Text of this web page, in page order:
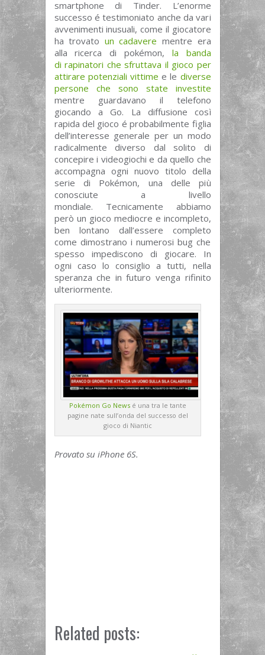
smartphone di Tinder. L’enorme
successo é testimoniato anche da vari
avvenimenti inusuali, come il giocatore
ha trovato un cadavere mentre era
alla ricerca di pokémon, la banda
di rapinatori che sfruttava il gioco per
attirare potenziali vittime e le diverse
persone che sono state investite
mentre guardavano il telefono
giocando a Go. La diffusione così
rapida del gioco é probabilmente figlia
dell’interesse generale per un modo
radicalmente diverso dal solito di
concepire i videogiochi e da quello che
accompagna ogni nuovo titolo della
serie di Pokémon, una delle più
conosciute a livello
mondiale. Tecnicamente abbiamo
però un gioco mediocre e incompleto,
ben lontano dall’essere completo
come dimostrano i numerosi bug che
spesso impediscono di giocare. In
ogni caso lo consiglio a tutti, nella
speranza che in futuro venga rifinito
ulteriormente.
Pokémon Go Newsé una tra le tante
pagine nate sull’onda del successo del
gioco di Niantic
Provato su iPhone 6S.
Related posts: